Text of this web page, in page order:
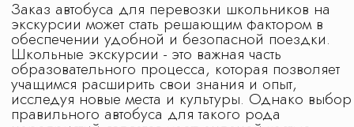
Школьные экскурсии
Москва Подмосковье
Золотое Кольцо
Города России